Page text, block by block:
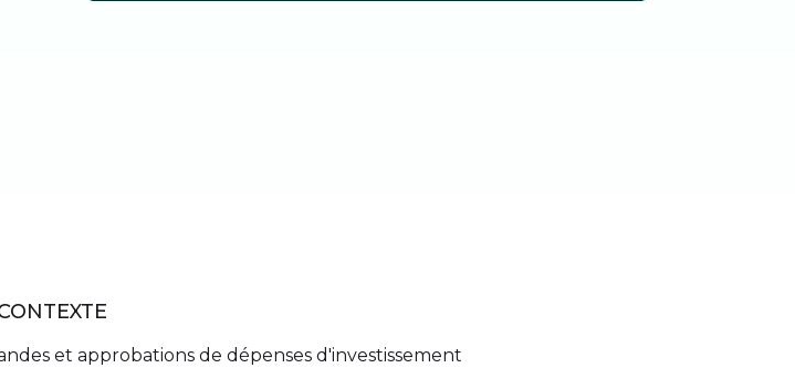
et approbations de dépenses d'investissement